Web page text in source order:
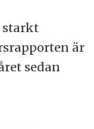
starkt
är
sedan